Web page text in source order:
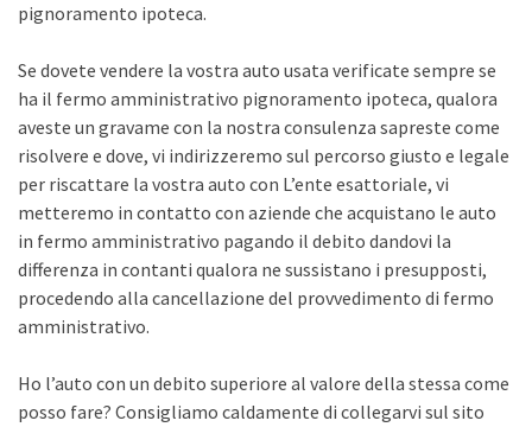
pignoramento ipoteca.
Se dovete vendere la vostra auto usata verificate sempre se
ha il fermo amministrativo pignoramento ipoteca, qualora
aveste un gravame con la nostra consulenza sapreste come
risolvere e dove, vi indirizzeremo sul percorso giusto e legale
per riscattare la vostra auto con L’ente esattoriale, vi
metteremo in contatto con aziende che acquistano le auto
in fermo amministrativo pagando il debito dandovi la
differenza in contanti qualora ne sussistano i presupposti,
procedendo alla cancellazione del provvedimento di fermo
amministrativo.
Ho l’auto con un debito superiore al valore della stessa come
posso fare? Consigliamo caldamente di collegarvi sul sito